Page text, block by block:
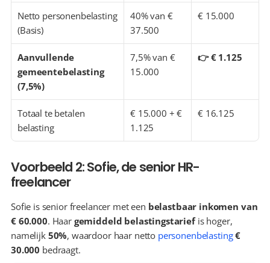
Netto personenbelasting
(Basis)
40% van €
37.500
€ 15.000
Aanvullende
gemeentebelasting
(7,5%)
7,5% van €
15.000
👉 € 1.125
Totaal te betalen
belasting
€ 15.000 + €
1.125
€ 16.125
Voorbeeld 2: Sofie, de senior HR-
freelancer
Sofie is senior freelancer met een belastbaar inkomen van
€ 60.000. Haar gemiddeld belastingstarief is hoger,
namelijk 50%, waardoor haar netto personenbelasting€
30.000 bedraagt.